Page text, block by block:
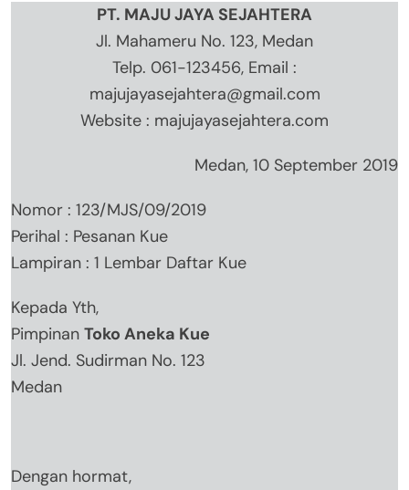
PT. MAJU JAYA SEJAHTERA
Jl. Mahameru No. 123, Medan
Telp. 061-123456, Email :
majujayasejahtera@gmail.com
Website : majujayasejahtera.com
Medan, 10 September 2019
Nomor : 123/MJS/09/2019
Perihal : Pesanan Kue
Lampiran : 1 Lembar Daftar Kue
Kepada Yth,
Pimpinan Toko Aneka Kue
Jl. Jend. Sudirman No. 123
Medan
Dengan hormat,